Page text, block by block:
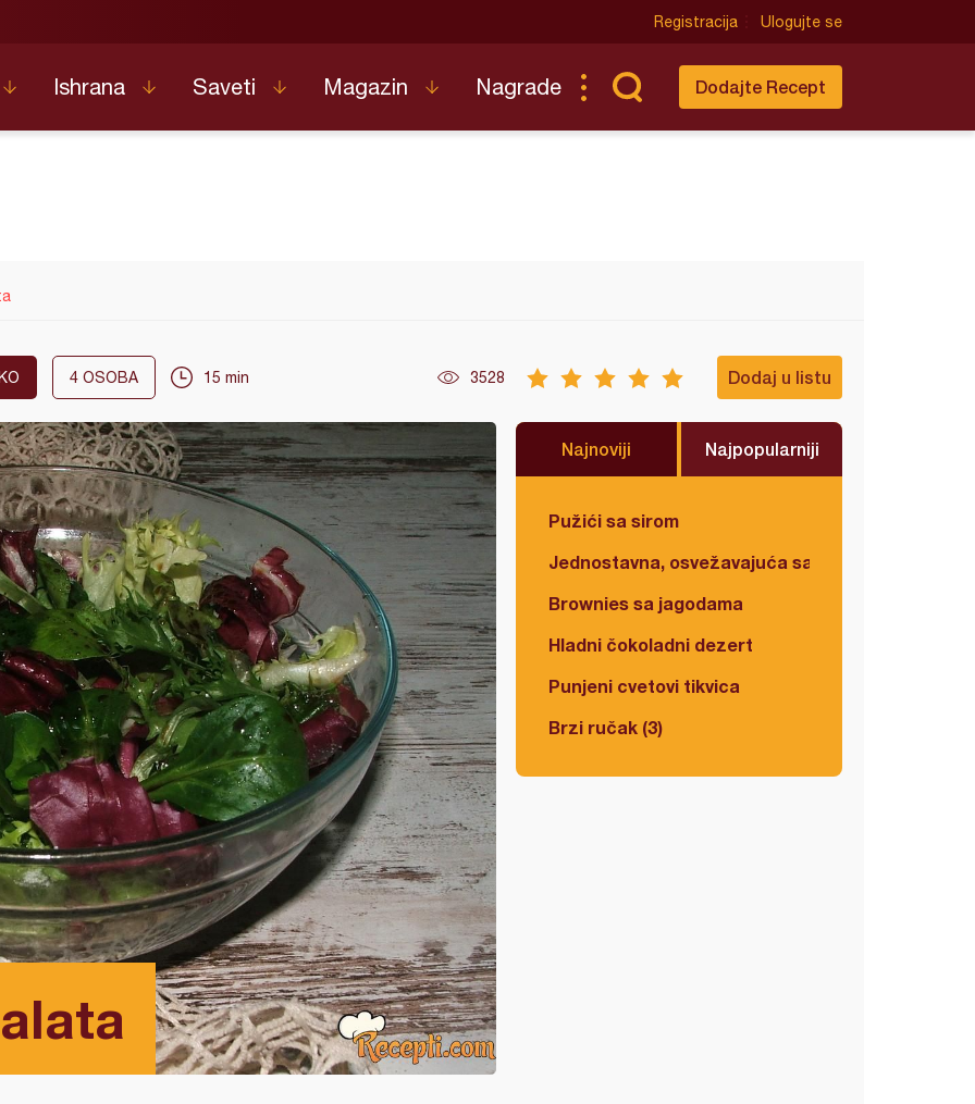
Registracija Ulogujte se
Ishrana Saveti Magazin Nagrade Dodajte Recept
4 OSOBA 15 min 3528 Dodaj u listu
Najnoviji Najpopularniji
Pužići sa sirom
Jednostavna, osvežavajuća salata
Brownies sa jagodama
Hladni čokoladni dezert
Punjeni cvetovi tikvica
Brzi ručak (3)